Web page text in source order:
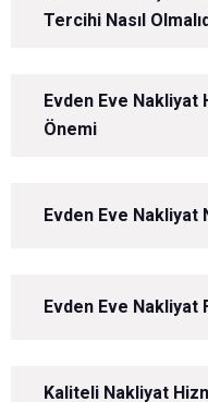
Tercihi Nasıl
Evden Eve
Önemi
Evden Eve Nakliyat
Evden Eve Nakliyat
Kaliteli Nakliyat